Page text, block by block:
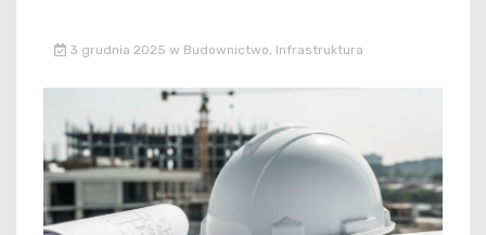
3 grudnia 2025 w Budownictwo, Infrastruktura